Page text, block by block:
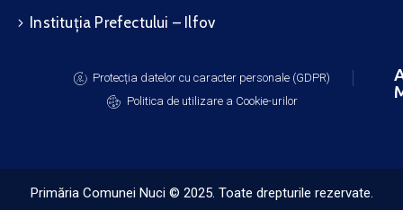
Instituția Prefectului – Ilfov
Protecția datelor cu caracter personale (GDPR)
Politica de utilizare a Cookie-urilor
Primăria Comunei Nuci © 2025. Toate drepturile rezervate.